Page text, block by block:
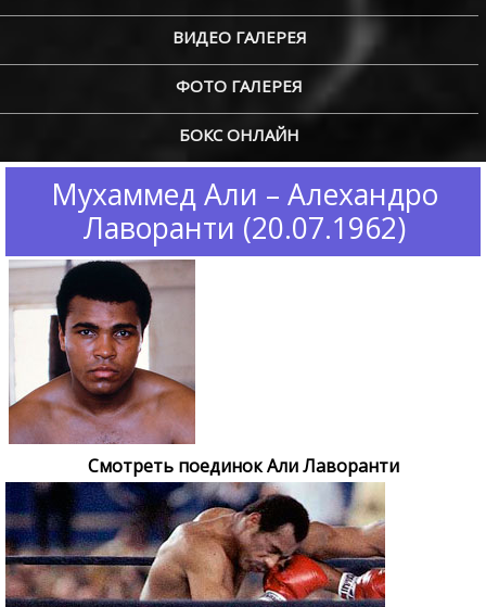
ВИДЕО ГАЛЕРЕЯ
ФОТО ГАЛЕРЕЯ
БОКС ОНЛАЙН
Мухаммед Али – Алехандро
Лаворанти (20.07.1962)
Смотреть поединок Али Лаворанти